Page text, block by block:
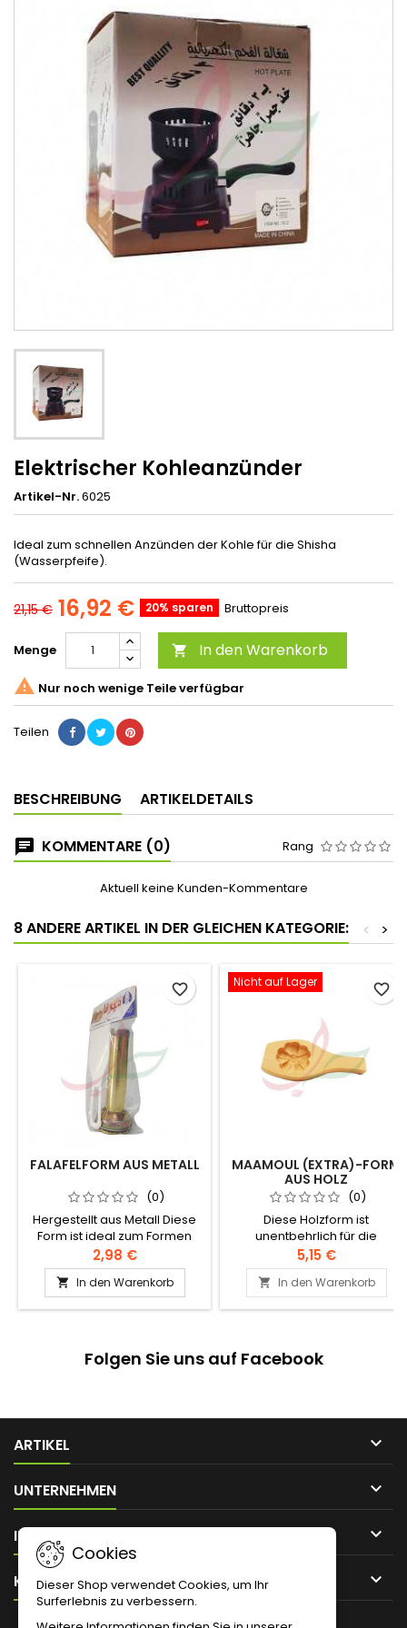
Elektrischer Kohleanzünder
Artikel-Nr.6025
Ideal zum schnellen Anzünden der Kohle für die Shisha
(Wasserpfeife).
21,15 € 16,92 € 20% sparen Bruttopreis
Menge  In den Warenkorb
 Nur noch wenige Teile verfügbar
Teilen
BESCHREIBUNG ARTIKELDETAILS
KOMMENTARE (0) Rang
Aktuell keine Kunden-Kommentare
8 ANDERE ARTIKEL IN DER GLEICHEN KATEGORIE: >
<
FALAFELFORM AUS METALL
(0)
Hergestellt aus Metall Diese
Form ist ideal zum Formen
von Falafelbällchen.
2,98 €
 In den Warenkorb
favorite_border Nicht auf Lager
MAAMOUL (EXTRA)-FORM
AUS HOLZ
(0)
Diese Holzform ist
unentbehrlich für die
Herstellung der berühmten
Maamouls, dieser
zartschmelzenden, mit
Pistazien, Datteln oder
Mürbeteiggebäcke.Zufälliges
Muster.
5,15 €
 In den Warenkorb
favorite_border
Folgen Sie uns auf Facebook
ARTIKEL 
UNTERNEHMEN 
IHR KONTO 
KONTAKT 
Cookies
Dieser Shop verwendet Cookies, um Ihr
Surferlebnis zu verbessern.